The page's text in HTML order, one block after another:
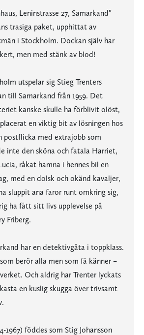
Leninstrasse 27, Samarkand”
trasiga paket, upphittat av
i Stockholm. Dockan själv har
men med stänk av blod!
utspelar sig Stieg Trenters
till Samarkand från 1959. Det
kanske skulle ha förblivit olöst,
en viktig bit av lösningen hos
postflicka med extrajobb som
inte den sköna och fatala Harriet,
råkat hamna i hennes bil en
med en dolsk och okänd kavaljer,
sluppit ana faror runt omkring sig,
ha fått sitt livs upplevelse på
Friberg.
har en detektivgåta i toppklass.
berör alla men som få känner –
Och aldrig har Trenter lyckats
en kuslig skugga över trivsamt
1967) föddes som Stig Johansson